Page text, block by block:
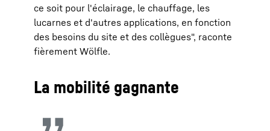
ce soit pour l'éclairage, le chauffage, les
lucarnes et d'autres applications, en fonction
des besoins du site et des collègues", raconte
fièrement Wölfle.
La mobilité gagnante